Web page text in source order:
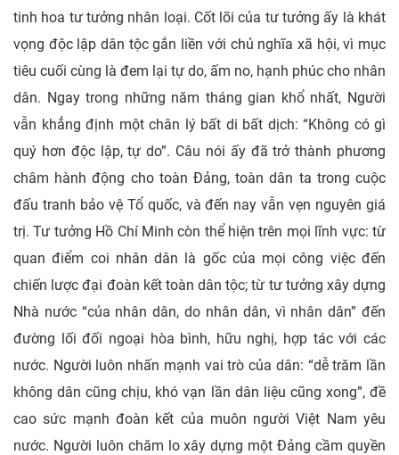
tinh hoa tư tưởng nhân loại. Cốt lõi của tư tưởng ấy là khát
vọng độc lập dân tộc gắn liền với chủ nghĩa xã hội, vì mục
tiêu cuối cùng là đem lại tự do, ấm no, hạnh phúc cho nhân
dân. Ngay trong những năm tháng gian khổ nhất, Người
vẫn khẳng định một chân lý bất di bất dịch: “Không có gì
quý hơn độc lập, tự do”. Câu nói ấy đã trở thành phương
châm hành động cho toàn Đảng, toàn dân ta trong cuộc
đấu tranh bảo vệ Tổ quốc, và đến nay vẫn vẹn nguyên giá
trị. Tư tưởng Hồ Chí Minh còn thể hiện trên mọi lĩnh vực: từ
quan điểm coi nhân dân là gốc của mọi công việc đến
chiến lược đại đoàn kết toàn dân tộc; từ tư tưởng xây dựng
Nhà nước “của nhân dân, do nhân dân, vì nhân dân” đến
đường lối đối ngoại hòa bình, hữu nghị, hợp tác với các
nước. Người luôn nhấn mạnh vai trò của dân: “dễ trăm lần
không dân cũng chịu, khó vạn lần dân liệu cũng xong”, đề
cao sức mạnh đoàn kết của muôn người Việt Nam yêu
nước. Người luôn chăm lo xây dựng một Đảng cầm quyền